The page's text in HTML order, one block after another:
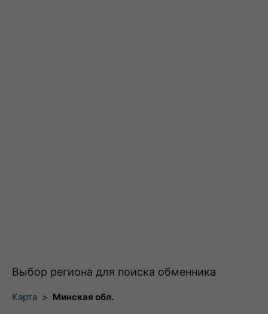
Выбор региона для поиска обменника
Карта > Минская обл.